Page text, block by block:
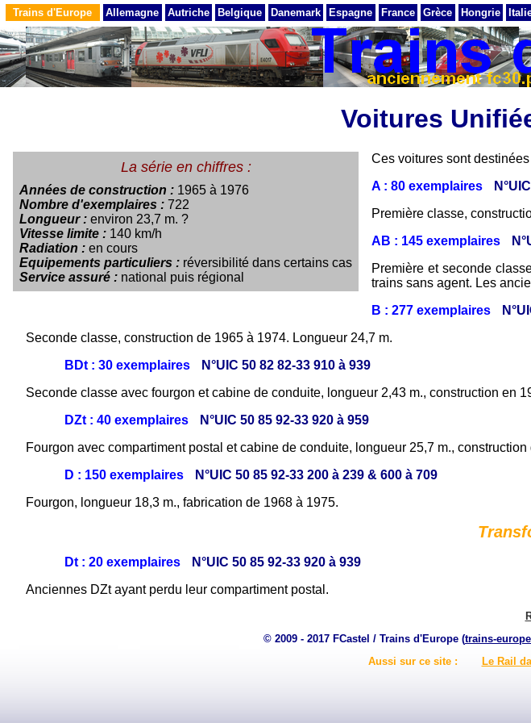
Trains d'Europe Allemagne Autriche Belgique Danemark Espagne France Grèce Hongrie
Voitures
La série en chiffres :
Années de construction : 1965 à 1976
Nombre d'exemplaires : 722
Longueur : environ 23,7 m. ?
Vitesse limite : 140 km/h
Radiation : en cours
Equipements particuliers : réversibilité dans certains cas
Service assuré : national puis régional
Ces voitures sont
A : 80 exemplaires
Première classe,
AB : 145 exemplaires
Première et seconde
trains sans agent. Les
B : 277 exemplaires
Seconde classe, construction de 1965 à 1974. Longueur 24,7 m.
BDt : 30 exemplaires
N°UIC 50 82 82-33 910 à 939
Seconde classe avec fourgon et cabine de conduite, longueur 2,43 m., construction en
DZt : 40 exemplaires
N°UIC 50 85 92-33 920 à 959
Fourgon avec compartiment postal et cabine de conduite, longueur 25,7 m.,
D : 150 exemplaires
N°UIC 50 85 92-33 200 à 239 & 600 à 709
Fourgon, longueur 18,3 m., fabrication de 1968 à 1975.
Dt : 20 exemplaires
N°UIC 50 85 92-33 920 à 939
Anciennes DZt ayant perdu leur compartiment postal.
© 2009 - 2017 FCastel / Trains d'Europe (trains-
Aussi sur ce site :
Le Rail